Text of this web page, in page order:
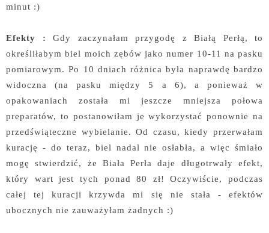
minut :)
Efekty : Gdy zaczynałam przygodę z Białą Perłą, to
określiłabym biel moich zębów jako numer 10-11 na pasku
pomiarowym. Po 10 dniach różnica była naprawdę bardzo
widoczna (na pasku między 5 a 6), a ponieważ w
opakowaniach została mi jeszcze mniejsza połowa
preparatów, to postanowiłam je wykorzystać ponownie na
przedświąteczne wybielanie. Od czasu, kiedy przerwałam
kurację - do teraz, biel nadal nie osłabła, a więc śmiało
mogę stwierdzić, że Biała Perła daje długotrwały efekt,
który wart jest tych ponad 80 zł! Oczywiście, podczas
całej tej kuracji krzywda mi się nie stała - efektów
ubocznych nie zauważyłam żadnych :)